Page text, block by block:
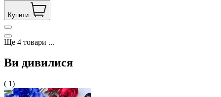
Купити
Ще 4 товари ...
Ви дивилися
( 1)